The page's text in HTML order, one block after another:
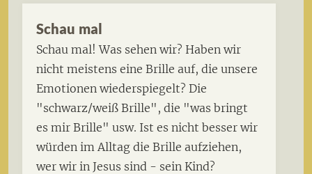
Schau mal
Schau mal! Was sehen wir? Haben wir
nicht meistens eine Brille auf, die unsere
Emotionen wiederspiegelt? Die
"schwarz/weiß Brille", die "was bringt
es mir Brille" usw. Ist es nicht besser wir
würden im Alltag die Brille aufziehen,
wer wir in Jesus sind - sein Kind?